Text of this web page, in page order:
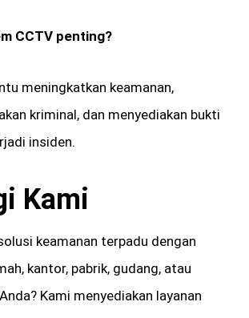
CCTV penting?
meningkatkan keamanan,
kriminal, dan menyediakan bukti
insiden.
Kami
keamanan terpadu dengan
kantor, pabrik, gudang, atau
Kami menyediakan layanan